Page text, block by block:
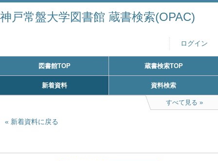
神戸常盤大学図書館 蔵書検索(OPAC)
ログイン
図書館TOP 蔵書検索TOP
新着資料 資料検索
すべて見る
新着資料に戻る